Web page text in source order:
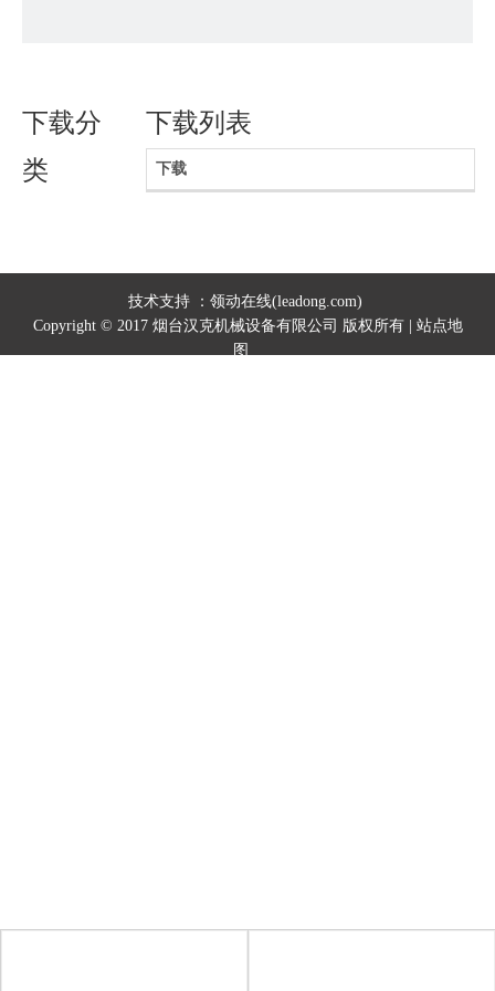
下载分
类
下载列表
下载
技术支持 ：领动在线(leadong.com)
Copyright © 2017 烟台汉克机械设备有限公司 版权所有
站点地
图